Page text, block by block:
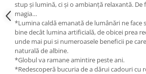
stup și lumină, ci şi o ambianță relaxantă. De
magia…
*Lumina caldă emanată de lumânări ne face
bine decât lumina artificială, de obicei prea
unde mai pui si numeroasele beneficii pe
naturală de albine.
*Globul va ramane amintire peste ani.
*Redescoperă bucuria de a dărui cadouri cu